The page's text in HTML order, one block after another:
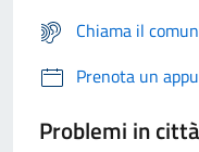
Chiama il
Prenota un
Problemi in città